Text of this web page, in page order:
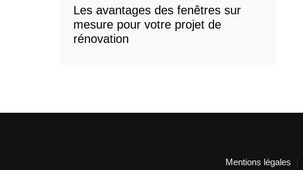
Les avantages des fenêtres sur
mesure pour votre projet de
rénovation
Mentions légales